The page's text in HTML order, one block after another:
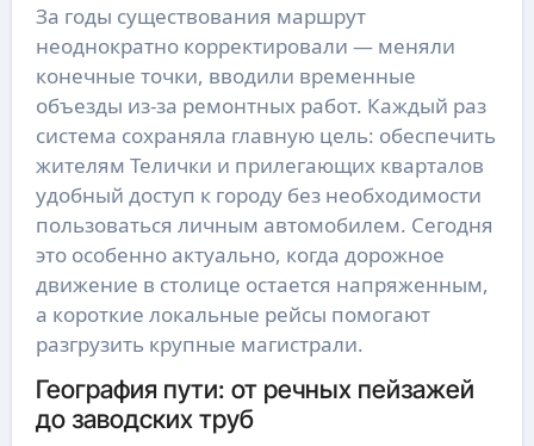
За годы существования маршрут
неоднократно корректировали — меняли
конечные точки, вводили временные
объезды из-за ремонтных работ. Каждый раз
система сохраняла главную цель: обеспечить
жителям Телички и прилегающих кварталов
удобный доступ к городу без необходимости
пользоваться личным автомобилем. Сегодня
это особенно актуально, когда дорожное
движение в столице остается напряженным,
а короткие локальные рейсы помогают
разгрузить крупные магистрали.
География пути: от речных пейзажей
до заводских труб